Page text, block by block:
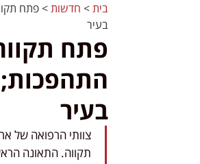
בית> חדשות>
בעיר
בעיר
צוותי הרפואה של
תקווה. התאונה